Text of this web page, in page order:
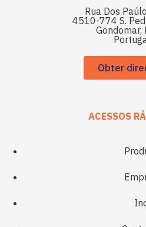
Rua Dos
4510-774 S.
Gondomar,
Obter
ACESSOS